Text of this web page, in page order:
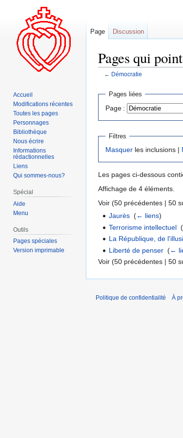
Pages qui
← Démocratie
Aller
navigation
Aller
recherche
Pages liées
Page :
Filtres
Masquer les inclusions |
Les pages ci-dessous
Affichage de 4 éléments.
Voir (50 précédentes | 50
Jaurès ‎(← liens)
Terrorisme intellectuel ‎(
La République, de
Liberté de penser ‎(←
Voir (50 précédentes | 50
Page Discussion
Accueil
Modifications récentes
Toutes les pages
Personnages
Bibliothèque
Nous écrire
Informations
rédactionnelles
Liens
Qui sommes-nous?
Spécial
Aide
Menu
Outils
Pages spéciales
Version imprimable
Politique de confidentialité À